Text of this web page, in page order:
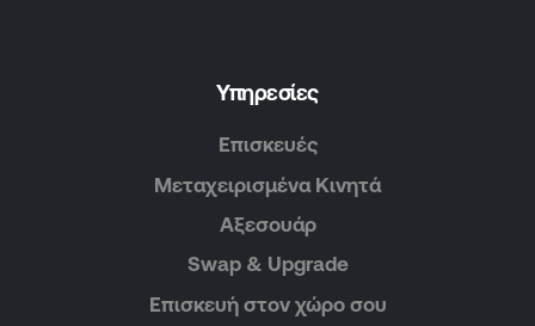
Υπηρεσίες
Επισκευές
Μεταχειρισμένα Κινητά
Αξεσουάρ
Swap & Upgrade
Επισκευή στον χώρο σου